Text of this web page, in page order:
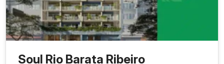
Soul Rio Barata Ribeiro